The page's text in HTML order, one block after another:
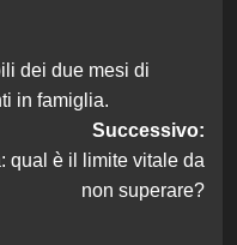
dei due mesi di
in famiglia.
Successivo:
qual è il limite vitale da
non superare?